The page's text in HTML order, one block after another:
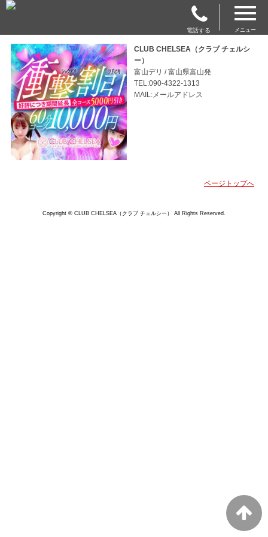
電話する メニュー
CLUB CHELSEA（クラブ チェルシ
ー）
富山デリ / 富山県富山発
TEL:090-4322-1313
MAIL:メールアドレス
ページトップへ
Copyright © CLUB CHELSEA（クラブ チェルシー） All Rights Reserved.